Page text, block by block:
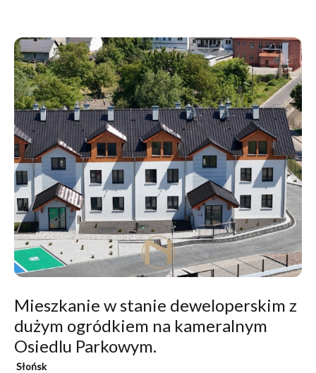
Mieszkanie w stanie deweloperskim z
dużym ogródkiem na kameralnym
Osiedlu Parkowym.
Słońsk